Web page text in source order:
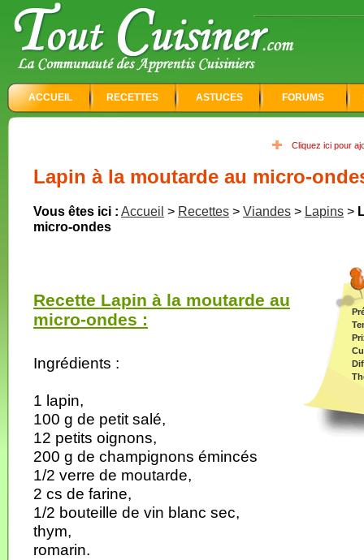
ACCUEIL RECETTES ASTUCES FORUMS
Cliquez ici pour
Lapin à la moutarde au micro-
Vous êtes ici : Accueil > Recettes > Viandes > Lapins >
micro-ondes
Recette Lapin à la moutarde au
micro-ondes :
Ingrédients :
1 lapin,
100 g de petit salé,
12 petits oignons,
200 g de champignons émincés
1/2 verre de moutarde,
2 cs de farine,
1/2 bouteille de vin blanc sec,
thym,
romarin.